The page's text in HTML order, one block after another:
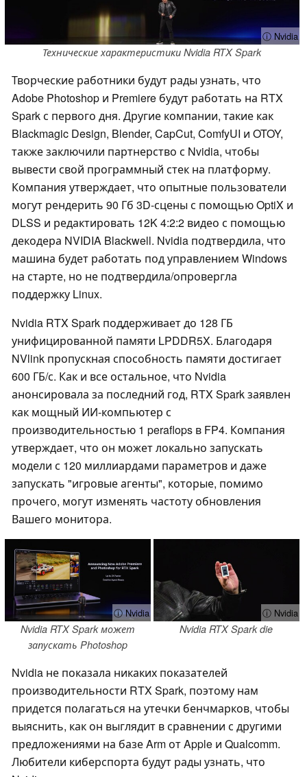
ⓘ Nvidia
Технические характеристики Nvidia RTX Spark
Творческие работники будут рады узнать, что
Adobe Photoshop и Premiere будут работать на RTX
Spark с первого дня. Другие компании, такие как
Blackmagic Design, Blender, CapCut, ComfyUI и OTOY,
также заключили партнерство с Nvidia, чтобы
вывести свой программный стек на платформу.
Компания утверждает, что опытные пользователи
могут рендерить 90 Гб 3D-сцены с помощью OptiX и
DLSS и редактировать 12K 4:2:2 видео с помощью
декодера NVIDIA Blackwell. Nvidia подтвердила, что
машина будет работать под управлением Windows
на старте, но не подтвердила/опровергла
поддержку Linux.
Nvidia RTX Spark поддерживает до 128 ГБ
унифицированной памяти LPDDR5X. Благодаря
NVlink пропускная способность памяти достигает
600 ГБ/с. Как и все остальное, что Nvidia
анонсировала за последний год, RTX Spark заявлен
как мощный ИИ-компьютер с
производительностью 1 peraflops в FP4. Компания
утверждает, что он может локально запускать
модели с 120 миллиардами параметров и даже
запускать "игровые агенты", которые, помимо
прочего, могут изменять частоту обновления
Вашего монитора.
ⓘ Nvidia
Nvidia RTX Spark может
запускать Photoshop
ⓘ Nvidia
Nvidia RTX Spark die
Nvidia не показала никаких показателей
производительности RTX Spark, поэтому нам
придется полагаться на утечки бенчмарков, чтобы
выяснить, как он выглядит в сравнении с другими
предложениями на базе Arm от Apple и Qualcomm.
Любители киберспорта будут рады узнать, что